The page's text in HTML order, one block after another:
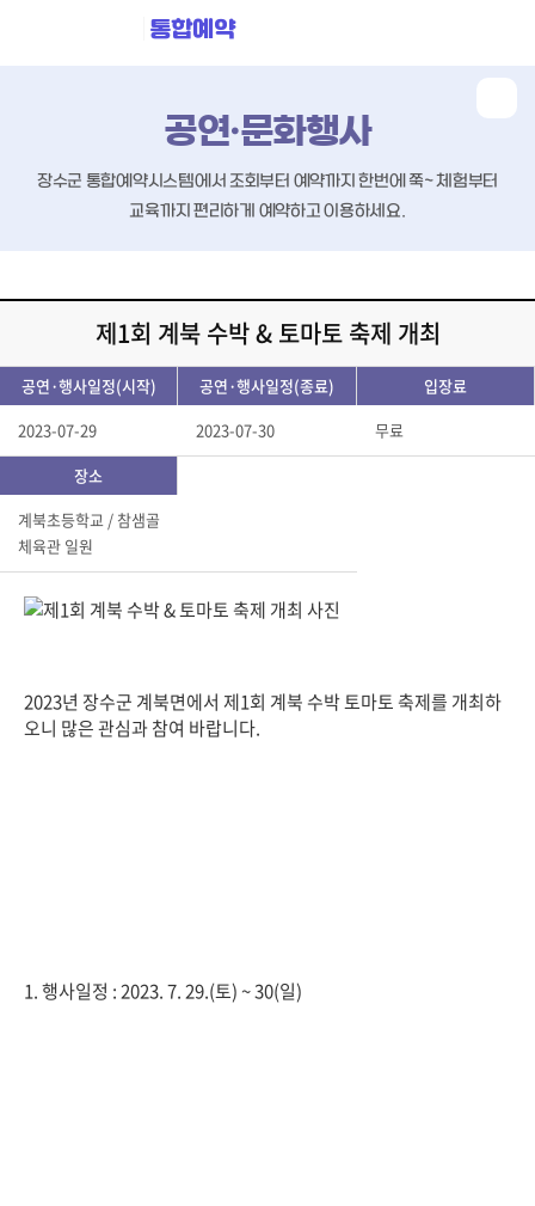
통합예약
공연·문화행사
장수군 통합예약시스템에서 조회부터 예약까지 한번에 쭉~체험부터
교육까지 편리하게 예약하고 이용하세요.
제1회 계북 수박 & 토마토 축제 개최
공연·행사일정(시작)
2023-07-29
공연·행사일정(종료)
2023-07-30
입장료
무료
장소
계북초등학교 / 참샘골
체육관 일원
2023년 장수군 계북면에서 제1회 계북 수박 토마토 축제를 개최하
오니 많은 관심과 참여 바랍니다.
1. 행사일정 : 2023. 7. 29.(토) ~ 30(일)